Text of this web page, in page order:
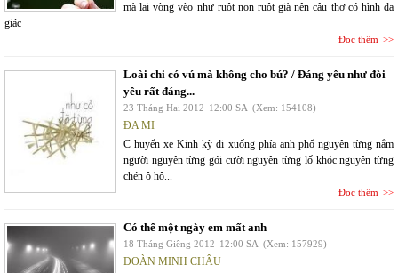
mà lại vòng vèo như ruột non ruột già nên câu thơ có hình đa
giác
Đọc thêm
Loài chi có vú mà không cho bú? / Đáng yêu như đòi
yêu rất đáng...
23 Tháng Hai 2012 12:00 SA (Xem: 154108)
ĐA MI
C huyến xe Kinh kỳ đi xuống phía anh phố nguyên từng nắm
người nguyên từng gói cười nguyên từng lố khóc nguyên từng
chén ô hô...
Đọc thêm
Có thể một ngày em mất anh
18 Tháng Giêng 2012 12:00 SA (Xem: 157929)
ĐOÀN MINH CHÂU